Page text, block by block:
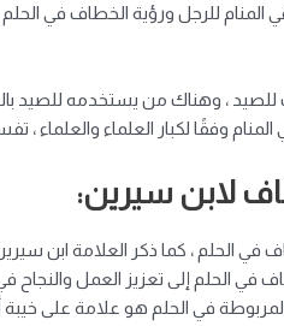
للرجل ورؤية الخطاف في الحلم
، وهناك من يستخدمه للصيد
وفقًا لكبار العلماء والعلماء ،
لابن سيرين:
في الحلم ، كما ذكر العلامة ابن
في الحلم إلى تعزيز العمل والنجاح
في الحلم هو علامة على